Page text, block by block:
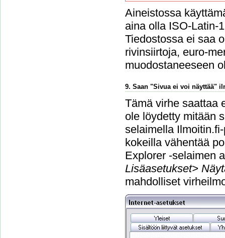
Aineistossa
aina olla ISO-Latin-
Tiedostossa ei saa
rivinsiirtoja, euro-
muodostaneeseen
9. Saan "Sivua ei voi näyttää"
Tämä virhe saattaa
ole löydetty mitään
selaimella
kokeilla vähentää
Explorer -selaimen
Lisäasetukset>
mahdolliset